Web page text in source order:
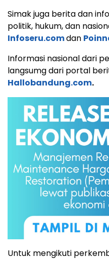
Simak juga berita dan
politik, hukum, dan
Infoseru.comdan
Informasi nasional dari
langsumg dari portal
Hallobandung.com.
Untuk mengikuti